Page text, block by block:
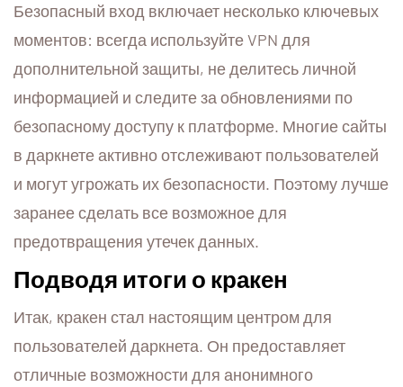
Безопасный вход включает несколько ключевых
моментов: всегда используйте VPN для
дополнительной защиты, не делитесь личной
информацией и следите за обновлениями по
безопасному доступу к платформе. Многие сайты
в даркнете активно отслеживают пользователей
и могут угрожать их безопасности. Поэтому лучше
заранее сделать все возможное для
предотвращения утечек данных.
Подводя итоги о кракен
Итак, кракен стал настоящим центром для
пользователей даркнета. Он предоставляет
отличные возможности для анонимного